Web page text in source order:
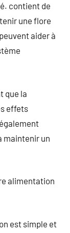
contient de
une flore
aider à
que la
effets
maintenir un
alimentation
est simple et